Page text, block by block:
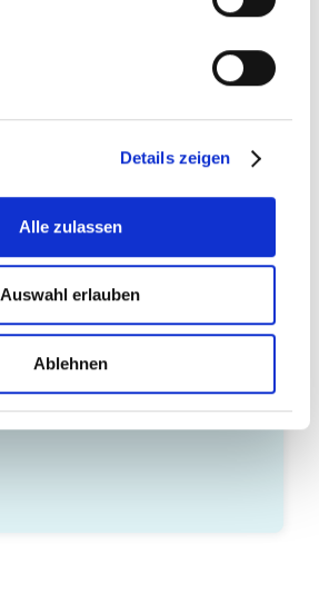
Details zeigen
Alle zulassen
Auswahl erlauben
Ablehnen